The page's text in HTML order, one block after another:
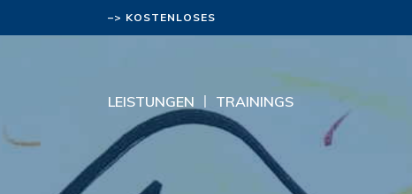
–> KOSTENLOSES
LEISTUNGEN TRAININGS